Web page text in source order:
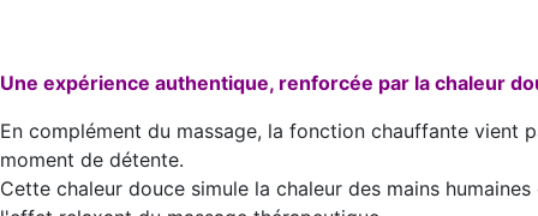
Une expérience authentique, renforcée par la chaleur
En complément du massage, la fonction chauffante vient
moment de détente.
Cette chaleur douce simule la chaleur des mains